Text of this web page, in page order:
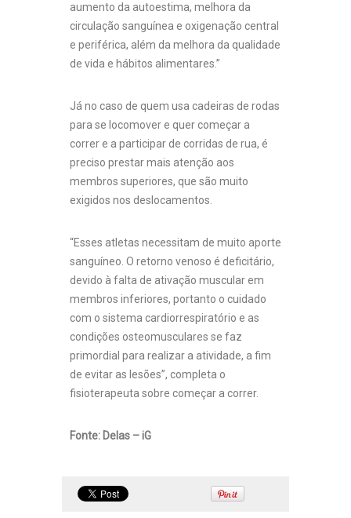
aumento da autoestima, melhora da
circulação sanguínea e oxigenação central
e periférica, além da melhora da qualidade
de vida e hábitos alimentares.”
Já no caso de quem usa cadeiras de rodas
para se locomover e quer começar a
correr e a participar de corridas de rua, é
preciso prestar mais atenção aos
membros superiores, que são muito
exigidos nos deslocamentos.
“Esses atletas necessitam de muito aporte
sanguíneo. O retorno venoso é deficitário,
devido à falta de ativação muscular em
membros inferiores, portanto o cuidado
com o sistema cardiorrespiratório e as
condições osteomusculares se faz
primordial para realizar a atividade, a fim
de evitar as lesões”, completa o
fisioterapeuta sobre começar a correr.
Fonte: Delas – iG